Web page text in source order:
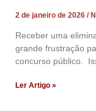
2 de janeiro de 2026
Receber uma
grande frustração
concurso público.
Ler Artigo »